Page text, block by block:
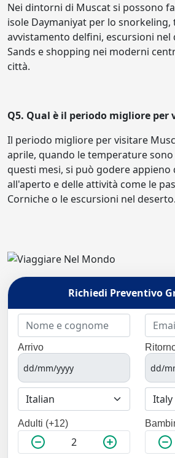
Nei dintorni di Muscat si possono
isole Daymaniyat per lo snorkeling,
avvistamento delfini, escursioni nel
Sands e shopping nei moderni
città.
Q5. Qual è il periodo migliore per
Il periodo migliore per visitare
aprile, quando le temperature
questi mesi, si può godere appieno
all'aperto e delle attività come le
Corniche o le escursioni nel deserto.
Richiedi Preventivo
Arrivo
Adulti (+12)